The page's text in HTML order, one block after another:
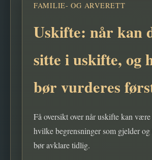
FAMILIE- OG ARVERETT
Uskifte: når kan
sitte i uskifte, og
bør vurderes
Få oversikt over når uskifte kan
hvilke begrensninger som gjelder
bør avklare tidlig.